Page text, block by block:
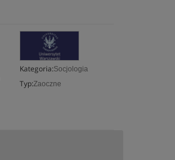
Kategoria:Socjologia
Typ:Zaoczne